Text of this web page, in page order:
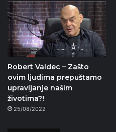
Robert Valdec – Zašto
ovim ljudima prepuštamo
upravljanje našim
životima?!
25/08/2022